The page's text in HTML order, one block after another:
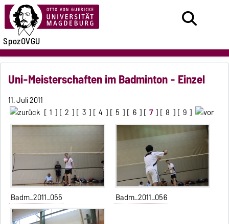
SpozOVGU
Uni-Meisterschaften im Badminton - Einzel
11. Juli 2011
[ 1 ] [ 2 ] [ 3 ] [ 4 ] [ 5 ] [ 6 ] [ 7 ] [ 8 ] [ 9 ]
Badm_2011_055 Badm_2011_056